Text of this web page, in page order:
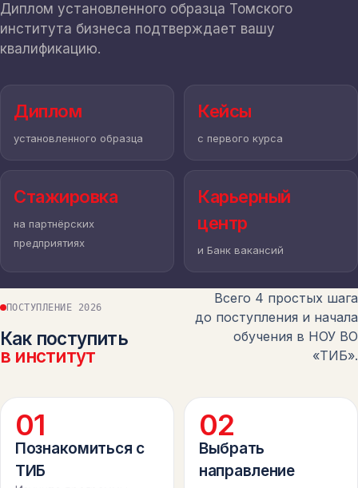
Диплом установленного образца Томского
института бизнеса подтверждает вашу
квалификацию.
Диплом
установленного образца
Кейсы
с первого курса
Стажировка
на партнёрских
предприятиях
Карьерный
центр
и Банк вакансий
ТИБ
ПОСТУПЛЕНИЕ 2026
Как поступить
в институт
Всего 4 простых шага
до поступления и начала
обучения в НОУ ВО
«ТИБ».
01
Познакомиться с
ТИБ
02
Выбрать
направление